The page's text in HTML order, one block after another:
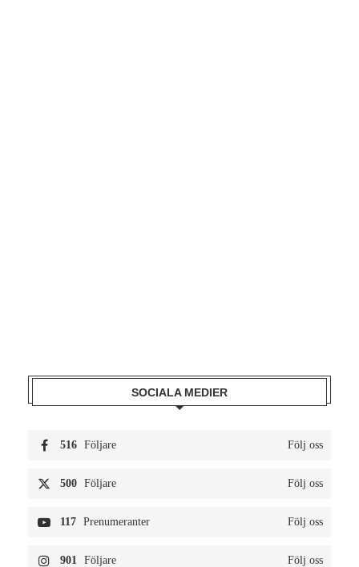
SOCIALA MEDIER
516 Följare Följ oss
500 Följare Följ oss
117 Prenumeranter Följ oss
901 Följare Följ oss